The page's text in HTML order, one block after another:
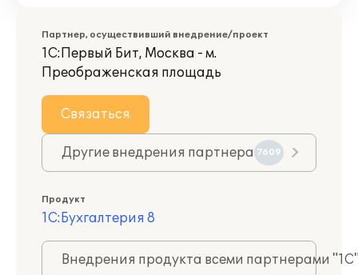
Партнер, осуществивший внедрение/проект
1С:Первый Бит, Москва - м.
Преображенская площадь
Связаться
Другие внедрения партнера 7609
Продукт
1С:Бухгалтерия 8
Внедрения продукта всеми партнерами